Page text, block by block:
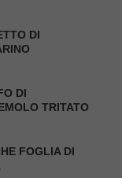
DI
DI
TRITATO
FOGLIA DI